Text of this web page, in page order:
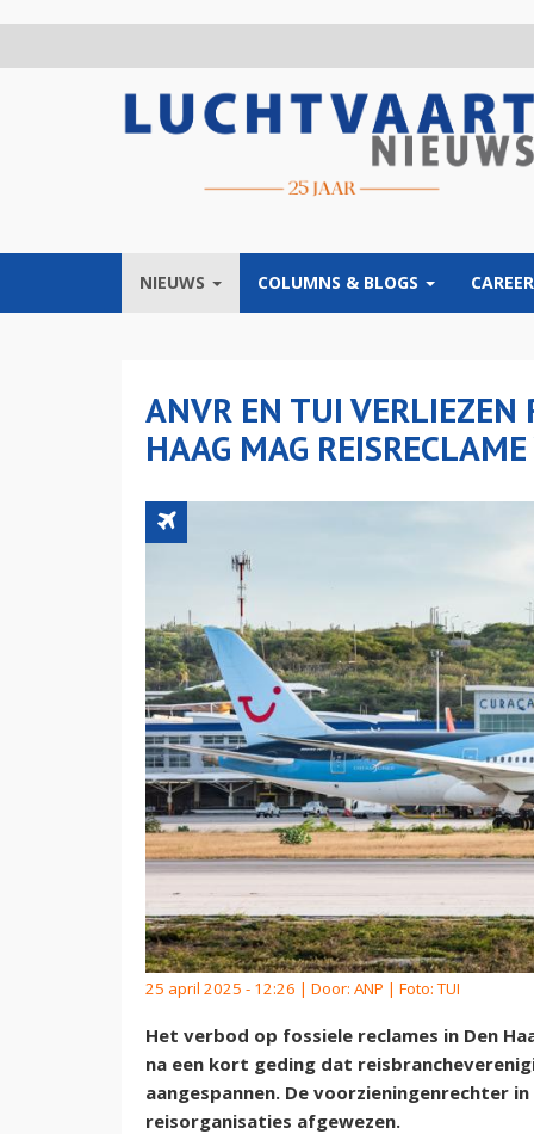
NIEUWS COLUMNS & BLOGS
ANVR EN TUI VERLIEZEN
HAAG MAG
25 april 2025 - 12:26 | Door: ANP | Foto: TUI
Het verbod op fossiele reclames in Den
na een kort geding dat
aangespannen. De voorzieningenrechter
reisorganisaties afgewezen.